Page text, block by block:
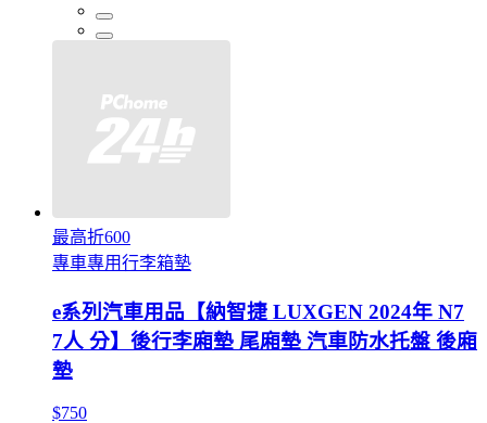
最高折600
專車專用行李箱墊
e系列汽車用品【納智捷 LUXGEN 2024年 N7
7人 分】後行李廂墊 尾廂墊 汽車防水托盤 後廂
墊
$750